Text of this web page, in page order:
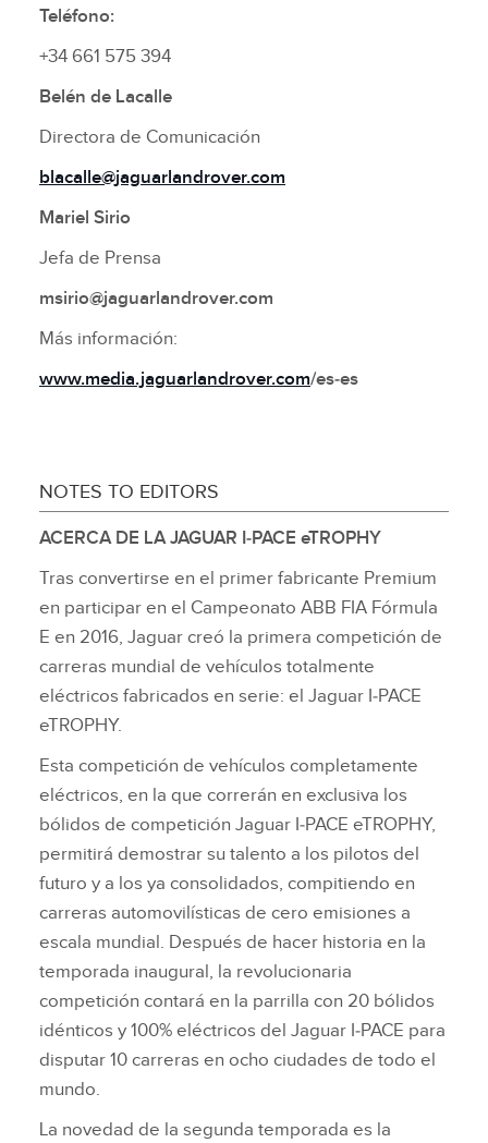
Teléfono:
+34 661 575 394
Belén de Lacalle
Directora de Comunicación
blacalle@jaguarlandrover.com
Mariel Sirio
Jefa de Prensa
msirio@jaguarlandrover.com
Más información:
www.media.jaguarlandrover.com/es‑es
NOTES TO EDITORS
ACERCA DE LA JAGUAR I‑PACE eTROPHY
Tras convertirse en el primer fabricante Premium
en participar en el Campeonato ABB FIA Fórmula
E en 2016, Jaguar creó la primera competición de
carreras mundial de vehículos totalmente
eléctricos fabricados en serie: el Jaguar I‑PACE
eTROPHY.
Esta competición de vehículos completamente
eléctricos, en la que correrán en exclusiva los
bólidos de competición Jaguar I‑PACE eTROPHY,
permitirá demostrar su talento a los pilotos del
futuro y a los ya consolidados, compitiendo en
carreras automovilísticas de cero emisiones a
escala mundial. Después de hacer historia en la
temporada inaugural, la revolucionaria
competición contará en la parrilla con 20 bólidos
idénticos y 100% eléctricos del Jaguar I‑PACE para
disputar 10 carreras en ocho ciudades de todo el
mundo.
La novedad de la segunda temporada es la